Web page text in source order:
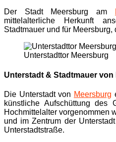
Der Stadt Meersburg am
mittelalterliche Herkunft
Stadtmauer und für Meersburg,
Unterstadttor Meersburg
Unterstadt & Stadtmauer von
Die Unterstadt von Meersburg
künstliche Aufschüttung des
Hochmittelalter vorgenommen
und im Zentrum der
Unterstadtstraße.